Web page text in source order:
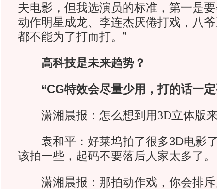
夫电影，但我选演员的标准，第一是
动作明星成龙、李连杰厌倦打戏，八
都不能为了打而打。”
高科技是未来趋势？
“CG特效会尽量少用，打的话一定
潇湘晨报： 怎么想到用3D立体版
袁和平：好莱坞拍了很多3D电影了
该拍一些，起码不要落后人家太多了。
潇湘晨报： 那拍动作戏，你会排